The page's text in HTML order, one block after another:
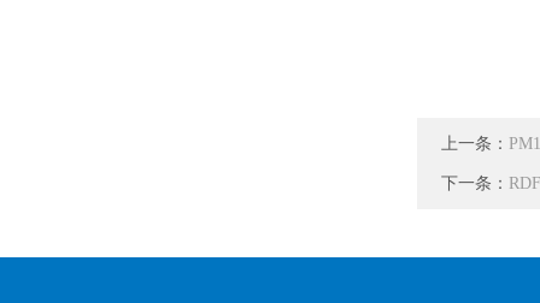
上一条：
下一条：